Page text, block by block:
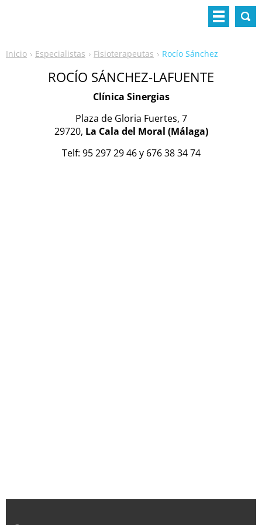
Inicio Especialistas Fisioterapeutas Rocío Sánchez
ROCÍO SÁNCHEZ-LAFUENTE
Clínica Sinergias
Plaza de Gloria Fuertes, 7
29720, La Cala del Moral (Málaga)
Telf: 95 297 29 46 y 676 38 34 74